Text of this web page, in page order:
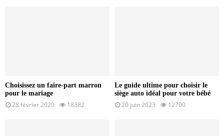
Choisissez un faire-part marron
pour le mariage
28 février 2020 18382
Le guide ultime pour choisir le
siège auto idéal pour votre bébé
20 juin 2023 12700